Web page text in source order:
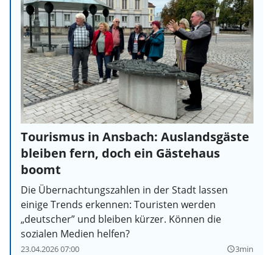
Tourismus in Ansbach: Auslandsgäste
bleiben fern, doch ein Gästehaus
boomt
Die Übernachtungszahlen in der Stadt lassen
einige Trends erkennen: Touristen werden
„deutscher” und bleiben kürzer. Können die
sozialen Medien helfen?
23.04.2026 07:00 query_builder3min